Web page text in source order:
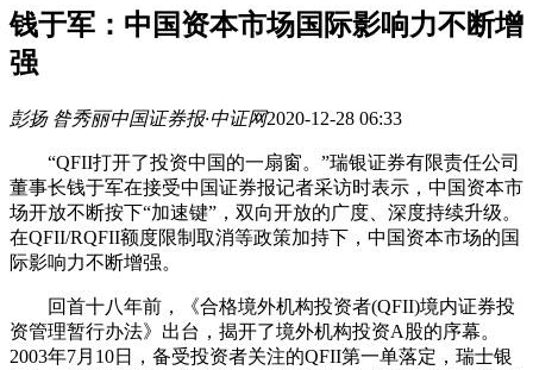
钱于军：中国资本市场国际影响力不断增
强
彭扬 昝秀丽中国证券报·中证网2020-12-28 06:33
“QFII打开了投资中国的一扇窗。”瑞银证券有限责任公司
董事长钱于军在接受中国证券报记者采访时表示，中国资本市
场开放不断按下“加速键”，双向开放的广度、深度持续升级。
在QFII/RQFII额度限制取消等政策加持下，中国资本市场的国
际影响力不断增强。
回首十八年前，《合格境外机构投资者(QFII)境内证券投
资管理暂行办法》出台，揭开了境外机构投资A股的序幕。
2003年7月10日，备受投资者关注的QFII第一单落定，瑞士银